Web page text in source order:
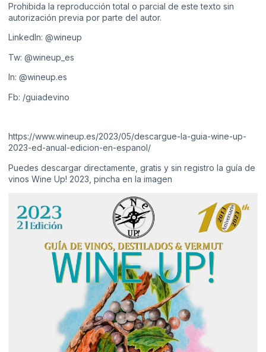
Prohibida la reproducción total o parcial de este texto sin
autorización previa por parte del autor.
LinkedIn: @wineup
Tw: @wineup_es
In: @wineup.es
Fb: /guiadevino
https://www.wineup.es/2023/05/descargue-la-guia-wine-up-
2023-ed-anual-edicion-en-espanol/
Puedes descargar directamente, gratis y sin registro la guía de
vinos Wine Up! 2023, pincha en la imagen